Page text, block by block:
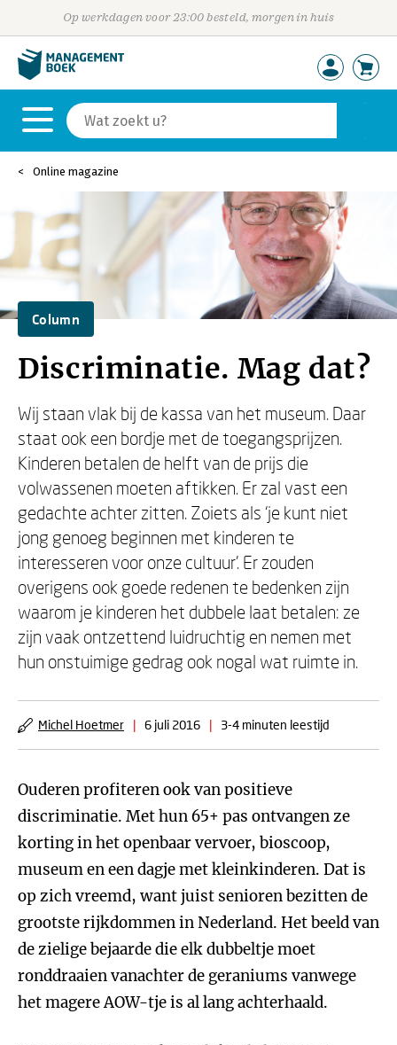
Op werkdagen voor 23:00 besteld, morgen in huis
Online magazine
Column
Discriminatie. Mag dat?
Wij staan vlak bij de kassa van het museum. Daar
staat ook een bordje met de toegangsprijzen.
Kinderen betalen de helft van de prijs die
volwassenen moeten aftikken. Er zal vast een
gedachte achter zitten. Zoiets als ‘je kunt niet
jong genoeg beginnen met kinderen te
interesseren voor onze cultuur’. Er zouden
overigens ook goede redenen te bedenken zijn
waarom je kinderen het dubbele laat betalen: ze
zijn vaak ontzettend luidruchtig en nemen met
hun onstuimige gedrag ook nogal wat ruimte in.
Michel Hoetmer | 6 juli 2016 | 3-4 minuten leestijd
Ouderen profiteren ook van positieve
discriminatie. Met hun 65+ pas ontvangen ze
korting in het openbaar vervoer, bioscoop,
museum en een dagje met kleinkinderen. Dat is
op zich vreemd, want juist senioren bezitten de
grootste rijkdommen in Nederland. Het beeld van
de zielige bejaarde die elk dubbeltje moet
ronddraaien vanachter de geraniums vanwege
het magere AOW-tje is al lang achterhaald.